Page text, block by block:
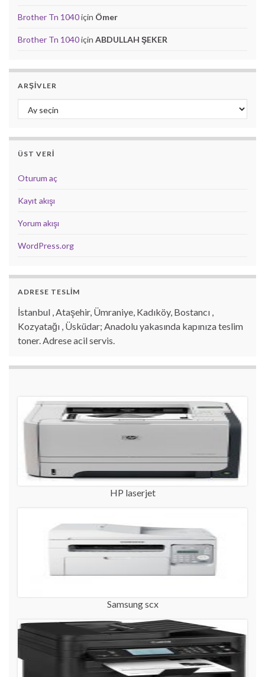
Brother Tn 1040için Ömer
Brother Tn 1040için ABDULLAH ŞEKER
ARŞIVLER
Arşivler
ÜST VERI
Oturum aç
Kayıt akışı
Yorum akışı
WordPress.org
ADRESE TESLİM
İstanbul , Ataşehir, Ümraniye, Kadıköy, Bostancı ,
Kozyatağı , Üsküdar; Anadolu yakasında kapınıza teslim
toner. Adrese acil servis.
HP laserjet
Samsung scx